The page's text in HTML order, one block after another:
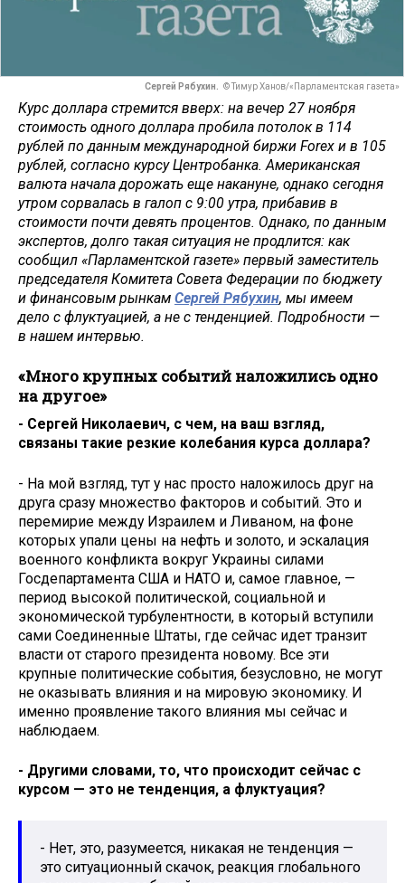
Сергей Рябухин. © Тимур Ханов/«Парламентская газета»
Курс доллара стремится вверх: на вечер 27 ноября
стоимость одного доллара пробила потолок в 114
рублей по данным международной биржи Forex и в 105
рублей, согласно курсу Центробанка. Американская
валюта начала дорожать еще накануне, однако сегодня
утром сорвалась в галоп с 9:00 утра, прибавив в
стоимости почти девять процентов. Однако, по данным
экспертов, долго такая ситуация не продлится: как
сообщил «Парламентской газете» первый заместитель
председателя Комитета Совета Федерации по бюджету
и финансовым рынкам Сергей Рябухин, мы имеем
дело с флуктуацией, а не с тенденцией. Подробности —
в нашем интервью.
«Много крупных событий наложились одно
на другое»
- Сергей Николаевич, с чем, на ваш взгляд,
связаны такие резкие колебания курса доллара?
- На мой взгляд, тут у нас просто наложилось друг на
друга сразу множество факторов и событий. Это и
перемирие между Израилем и Ливаном, на фоне
которых упали цены на нефть и золото, и эскалация
военного конфликта вокруг Украины силами
Госдепартамента США и НАТО и, самое главное, —
период высокой политической, социальной и
экономической турбулентности, в который вступили
сами Соединенные Штаты, где сейчас идет транзит
власти от старого президента новому. Все эти
крупные политические события, безусловно, не могут
не оказывать влияния и на мировую экономику. И
именно проявление такого влияния мы сейчас и
наблюдаем.
- Другими словами, то, что происходит сейчас с
курсом — это не тенденция, а флуктуация?
- Нет, это, разумеется, никакая не тенденция —
это ситуационный скачок, реакция глобального